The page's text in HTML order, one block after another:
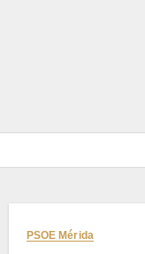
PSOE Mérida